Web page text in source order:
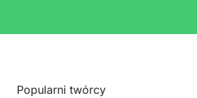
Popularni twórcy